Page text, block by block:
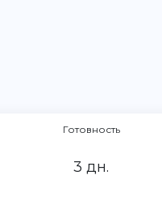
Готовность
3 дн.